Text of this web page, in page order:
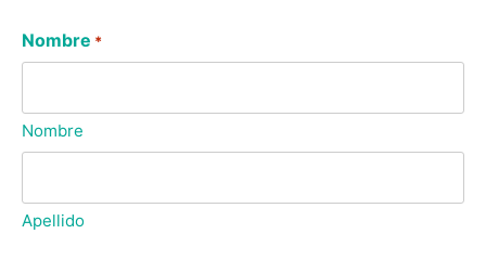
Nombre *
Nombre
Apellido